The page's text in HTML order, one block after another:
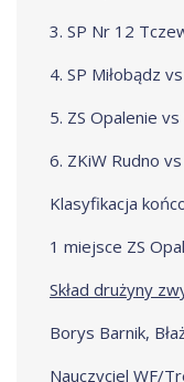
3. SP Nr 12
4. SP Miłobądz
5. ZS Opalenie
6. ZKiW Rudno
Klasyfikacja
1 miejsce ZS
Skład drużyny
Borys Barnik,
Nauczyciel WF/